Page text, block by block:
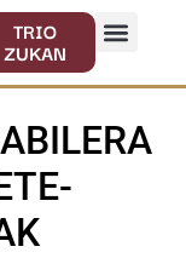
TRIO
ZUKAN